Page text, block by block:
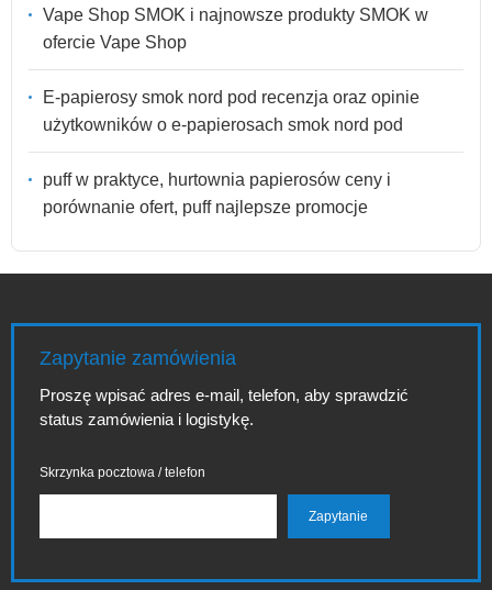
Vape Shop SMOK i najnowsze produkty SMOK w
ofercie Vape Shop
E-papierosy smok nord pod recenzja oraz opinie
użytkowników o e-papierosach smok nord pod
puff w praktyce, hurtownia papierosów ceny i
porównanie ofert, puff najlepsze promocje
Zapytanie zamówienia
Proszę wpisać adres e-mail, telefon, aby sprawdzić
status zamówienia i logistykę.
Skrzynka pocztowa / telefon